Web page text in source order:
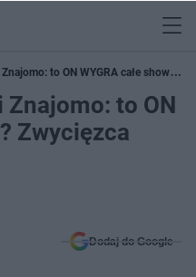
to ON WYGRA całe show?
Znajomo: to ON
Zwycięzca
Dodaj do Google